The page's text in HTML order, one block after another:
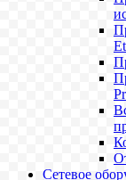
Сетевое